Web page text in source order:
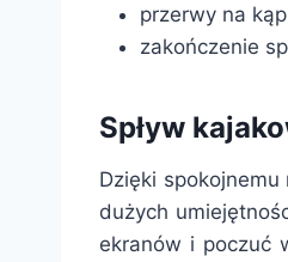
przerwy na
zakończenie
Spływ
Dzięki
dużych
ekranów i poczuć